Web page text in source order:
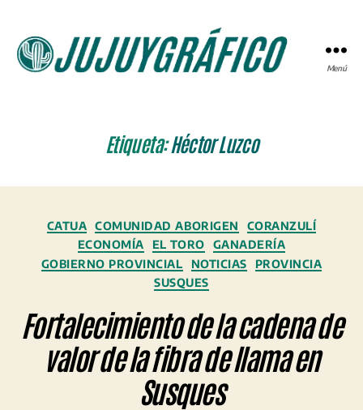
Menú
Etiqueta:Héctor Luzco
Categorías
CATUA COMUNIDAD ABORIGEN
CORANZULÍ
ECONOMÍA
EL TORO
GANADERÍA
GOBIERNO PROVINCIAL
NOTICIAS
PROVINCIA
SUSQUES
Fortalecimiento de la cadena de
valor de la fibra de llama en
Susques